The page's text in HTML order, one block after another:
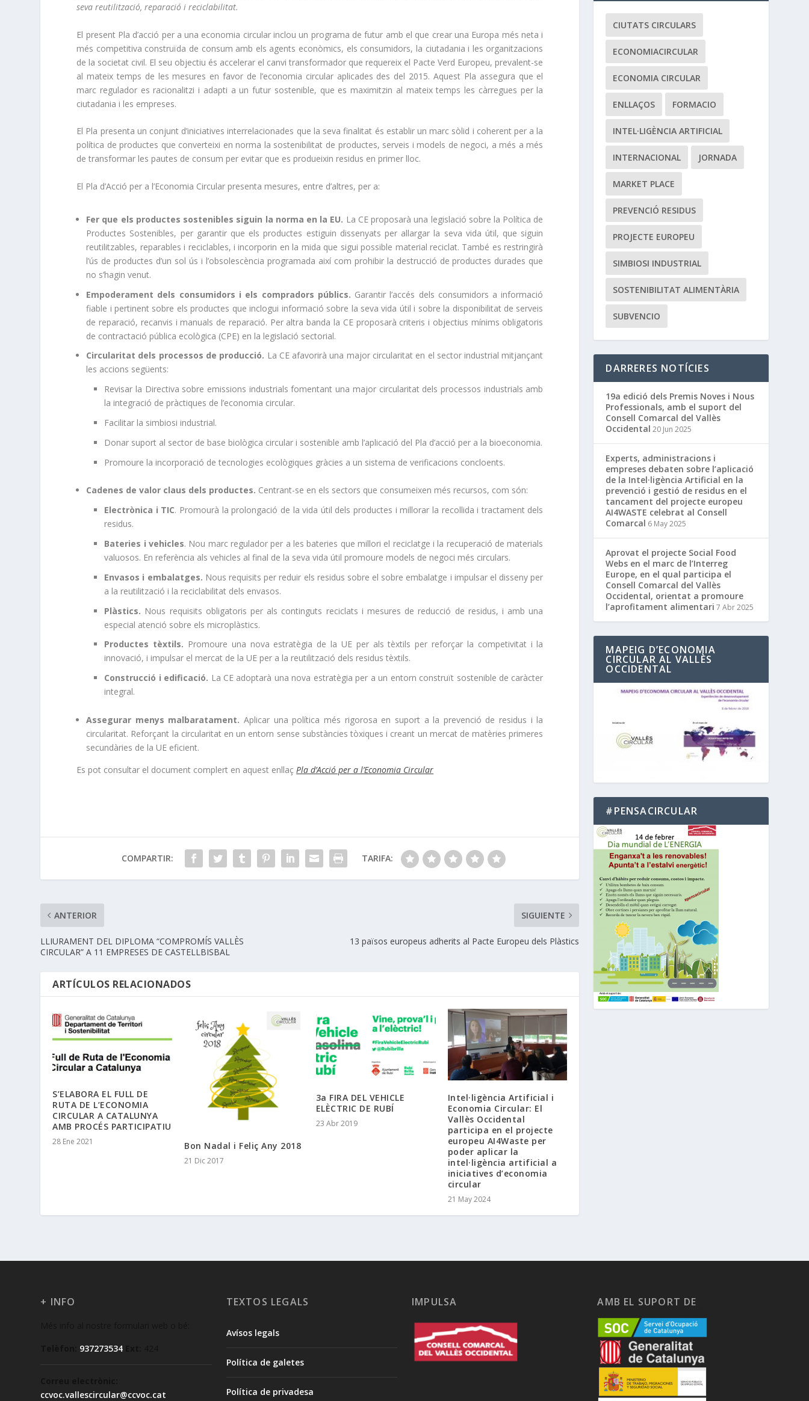
seva reutilització, reparació i reciclabilitat.
El present Pla d’acció per a una economia circular inclou un programa de futur amb el que crear una Europa més neta i
més competitiva construïda de consum amb els agents econòmics, els consumidors, la ciutadania i les organitzacions
de la societat civil. El seu objectiu és accelerar el canvi transformador que requereix el Pacte Verd Europeu, prevalent-se
al mateix temps de les mesures en favor de l’economia circular aplicades des del 2015. Aquest Pla assegura que el
marc regulador es racionalitzi i adapti a un futur sostenible, que es maximitzin al mateix temps les càrregues per la
ciutadania i les empreses.
El Pla presenta un conjunt d’iniciatives interrelacionades que la seva finalitat és establir un marc sòlid i coherent per a la
política de productes que converteixi en norma la sostenibilitat de productes, serveis i models de negoci, a més a més
de transformar les pautes de consum per evitar que es produeixin residus en primer lloc.
El Pla d’Acció per a l’Economia Circular presenta mesures, entre d’altres, per a:
Fer que els productes sostenibles siguin la norma en la EU. La CE proposarà una legislació sobre la Política de
Productes Sostenibles, per garantir que els productes estiguin dissenyats per allargar la seva vida útil, que siguin
reutilitzables, reparables i reciclables, i incorporin en la mida que sigui possible material reciclat. També es restringirà
l’ús de productes d’un sol ús i l’obsolescència programada així com prohibir la destrucció de productes durades que
no s’hagin venut.
Empoderament dels consumidors i els compradors públics. Garantir l’accés dels consumidors a informació
fiable i pertinent sobre els productes que inclogui informació sobre la seva vida útil i sobre la disponibilitat de serveis
de reparació, recanvis i manuals de reparació. Per altra banda la CE proposarà criteris i objectius mínims obligatoris
de contractació pública ecològica (CPE) en la legislació sectorial.
Circularitat dels processos de producció. La CE afavorirà una major circularitat en el sector industrial mitjançant
les accions següents:
Revisar la Directiva sobre emissions industrials fomentant una major circularitat dels processos industrials amb
la integració de pràctiques de l’economia circular.
Facilitar la simbiosi industrial.
Donar suport al sector de base biològica circular i sostenible amb l’aplicació del Pla d’acció per a la bioeconomia.
Promoure la incorporació de tecnologies ecològiques gràcies a un sistema de verificacions concloents.
Cadenes de valor claus dels productes. Centrant-se en els sectors que consumeixen més recursos, com són:
Electrònica i TIC. Promourà la prolongació de la vida útil dels productes i millorar la recollida i tractament dels
residus.
Bateries i vehicles. Nou marc regulador per a les bateries que millori el reciclatge i la recuperació de materials
valuosos. En referència als vehicles al final de la seva vida útil promoure models de negoci més circulars.
Envasos i embalatges. Nous requisits per reduir els residus sobre el sobre embalatge i impulsar el disseny per
a la reutilització i la reciclabilitat dels envasos.
Plàstics. Nous requisits obligatoris per als continguts reciclats i mesures de reducció de residus, i amb una
especial atenció sobre els microplàstics.
Productes tèxtils. Promoure una nova estratègia de la UE per als tèxtils per reforçar la competivitat i la
innovació, i impulsar el mercat de la UE per a la reutilització dels residus tèxtils.
Construcció i edificació. La CE adoptarà una nova estratègia per a un entorn construït sostenible de caràcter
integral.
Assegurar menys malbaratament. Aplicar una política més rigorosa en suport a la prevenció de residus i la
circularitat. Reforçant la circularitat en un entorn sense substàncies tòxiques i creant un mercat de matèries primeres
secundàries de la UE eficient.
Es pot consultar el document complert en aquest enllaçPla d’Acció per a l’Economia Circular
COMPARTIR: TARIFA:
ANTERIOR
LLIURAMENT DEL DIPLOMA “COMPROMÍS VALLÈS
CIRCULAR” A 11 EMPRESES DE CASTELLBISBAL
SIGUIENTE
13 països europeus adherits al Pacte Europeu dels Plàstics
ARTÍCULOS RELACIONADOS
S’ELABORA EL FULL DE
RUTA DE L’ECONOMIA
CIRCULAR A CATALUNYA
AMB PROCÉS PARTICIPATIU
28 Ene 2021 Bon Nadal i Feliç Any 2018
21 Dic 2017
3a FIRA DEL VEHICLE
ELÈCTRIC DE RUBÍ
23 Abr 2019
Intel·ligència Artificial i
Economia Circular: El
Vallès Occidental
participa en el projecte
europeu AI4Waste per
poder aplicar la
intel·ligència artificial a
iniciatives d’economia
circular
21 May 2024
CIUTATS CIRCULARS
ECONOMIACIRCULAR
ECONOMIA CIRCULAR
ENLLAÇOS FORMACIO
INTEL·LIGÈNCIA ARTIFICIAL
INTERNACIONAL JORNADA
MARKET PLACE
PREVENCIÓ RESIDUS
PROJECTE EUROPEU
SIMBIOSI INDUSTRIAL
SOSTENIBILITAT ALIMENTÀRIA
SUBVENCIO
DARRERES NOTÍCIES
19a edició dels Premis Noves i Nous
Professionals, amb el suport del
Consell Comarcal del Vallès
Occidental 20 Jun 2025
Experts, administracions i
empreses debaten sobre l’aplicació
de la Intel·ligència Artificial en la
prevenció i gestió de residus en el
tancament del projecte europeu
AI4WASTE celebrat al Consell
Comarcal 6 May 2025
Aprovat el projecte Social Food
Webs en el marc de l’Interreg
Europe, en el qual participa el
Consell Comarcal del Vallès
Occidental, orientat a promoure
l’aprofitament alimentari 7 Abr 2025
MAPEIG D’ECONOMIA
CIRCULAR AL VALLÈS
OCCIDENTAL
#PENSACIRCULAR
+ INFO
937273534
ccvoc.vallescircular@ccvoc.cat
TEXTOS LEGALS
Avísos legals
Política de galetes
Política de privadesa
IMPULSA AMB EL SUPORT DE